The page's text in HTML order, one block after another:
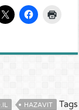
Tags
HAZAVIT